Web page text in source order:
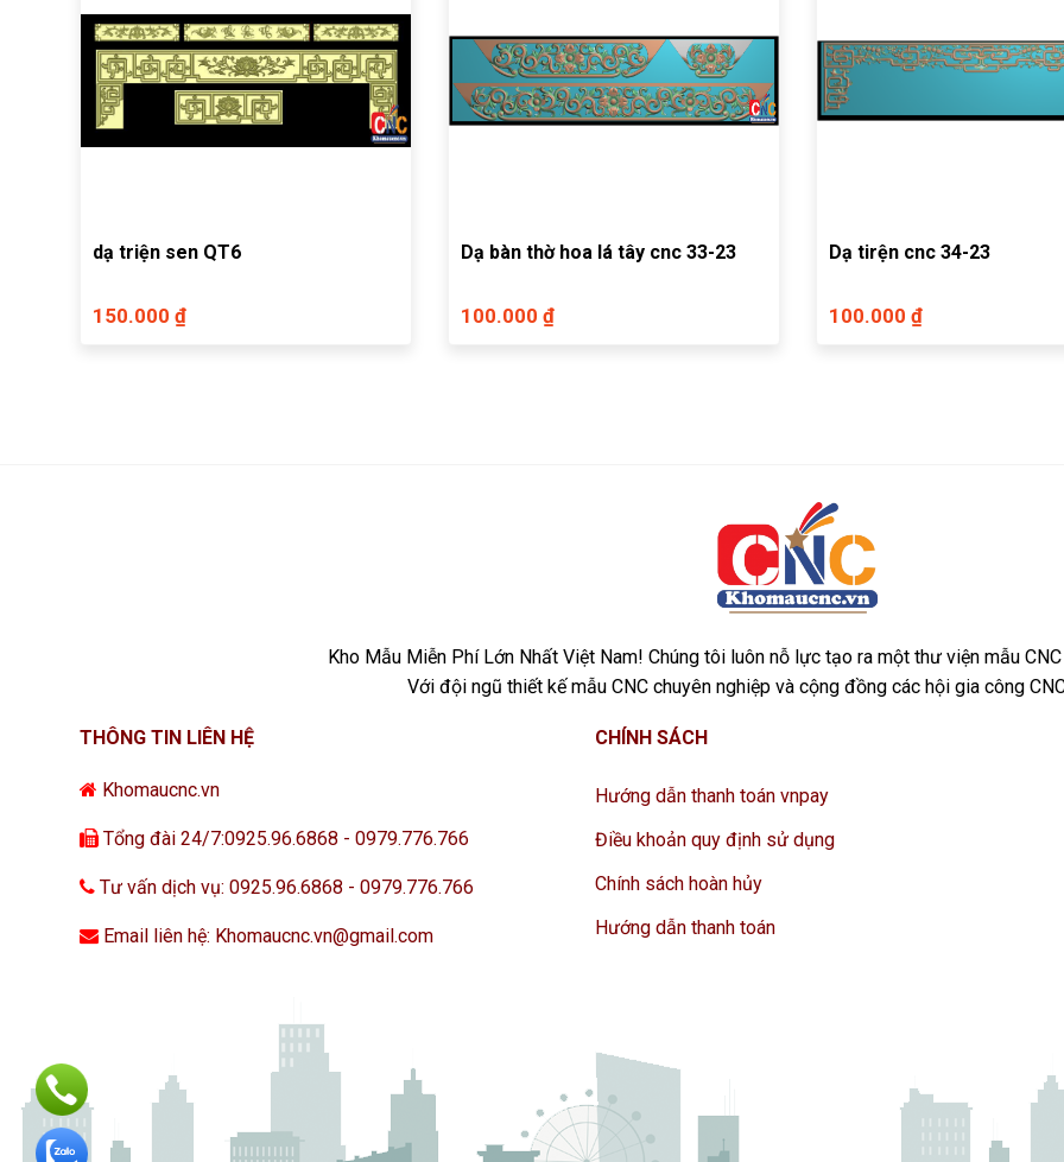
dạ triện sen QT6
150.000 ₫
Dạ bàn thờ hoa lá tây cnc 33-23
100.000 ₫
Dạ tirện cnc 34-23
100.000 ₫
Kho Mẫu Miễn Phí Lớn Nhất Việt Nam! Chúng tôi luôn nỗ lực tạo ra một thư viện mẫu
Với đội ngũ thiết kế mẫu CNC chuyên nghiệp và cộng đồng các hội gia công
THÔNG TIN LIÊN HỆ
Khomaucnc.vn
Tổng đài 24/7:0925.96.6868 - 0979.776.766
Tư vấn dịch vụ: 0925.96.6868 - 0979.776.766
Email liên hệ: Khomaucnc.vn@gmail.com
CHÍNH SÁCH
Hướng dẫn thanh toán vnpay
Điều khoản quy định sử dụng
Chính sách hoàn hủy
Hướng dẫn thanh toán